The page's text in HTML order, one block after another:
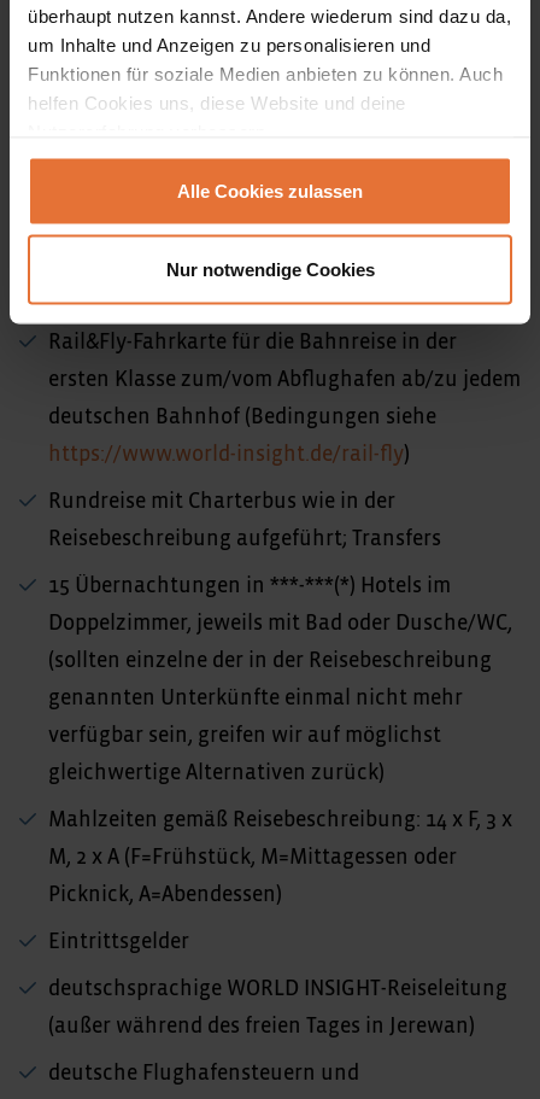
überhaupt nutzen kannst. Andere wiederum sind dazu da,
um Inhalte und Anzeigen zu personalisieren und
Funktionen für soziale Medien anbieten zu können. Auch
helfen Cookies uns, diese Website und deine
Alle Cookies zulassen
Nur notwendige Cookies
Bilder unserer Unterkünfte
Inkludierte Leistungen
Linienflug (Economy) mit Lufthansa, Condor
oder gleichwertiger Fluggesellschaft ab
Rail&Fly-Fahrkarte für die Bahnreise in der
ersten Klasse zum/vom Abflughafen ab/zu jedem
deutschen Bahnhof (Bedingungen siehe
https://www.world-insight.de/rail-fly)
Rundreise mit Charterbus wie in der
Reisebeschreibung aufgeführt; Transfers
15 Übernachtungen in ***-***(*) Hotels im
Doppelzimmer, jeweils mit Bad oder Dusche/WC,
(sollten einzelne der in der Reisebeschreibung
genannten Unterkünfte einmal nicht mehr
verfügbar sein, greifen wir auf möglichst
gleichwertige Alternativen zurück)
Mahlzeiten gemäß Reisebeschreibung: 14 x F, 3 x
M, 2 x A (F=Frühstück, M=Mittagessen oder
Picknick, A=Abendessen)
Eintrittsgelder
deutschsprachige WORLD INSIGHT-Reiseleitung
(außer während des freien Tages in Jerewan)
deutsche Flughafensteuern und